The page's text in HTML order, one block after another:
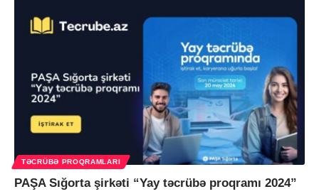
TƏCRÜBƏ PROQRAMLARI
PAŞA Sığorta şirkəti “Yay təcrübə proqramı 2024”